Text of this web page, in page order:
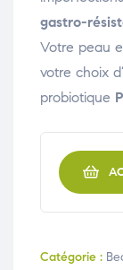
gastro-
Votre peau
votre choix
probiotique
Catégorie :